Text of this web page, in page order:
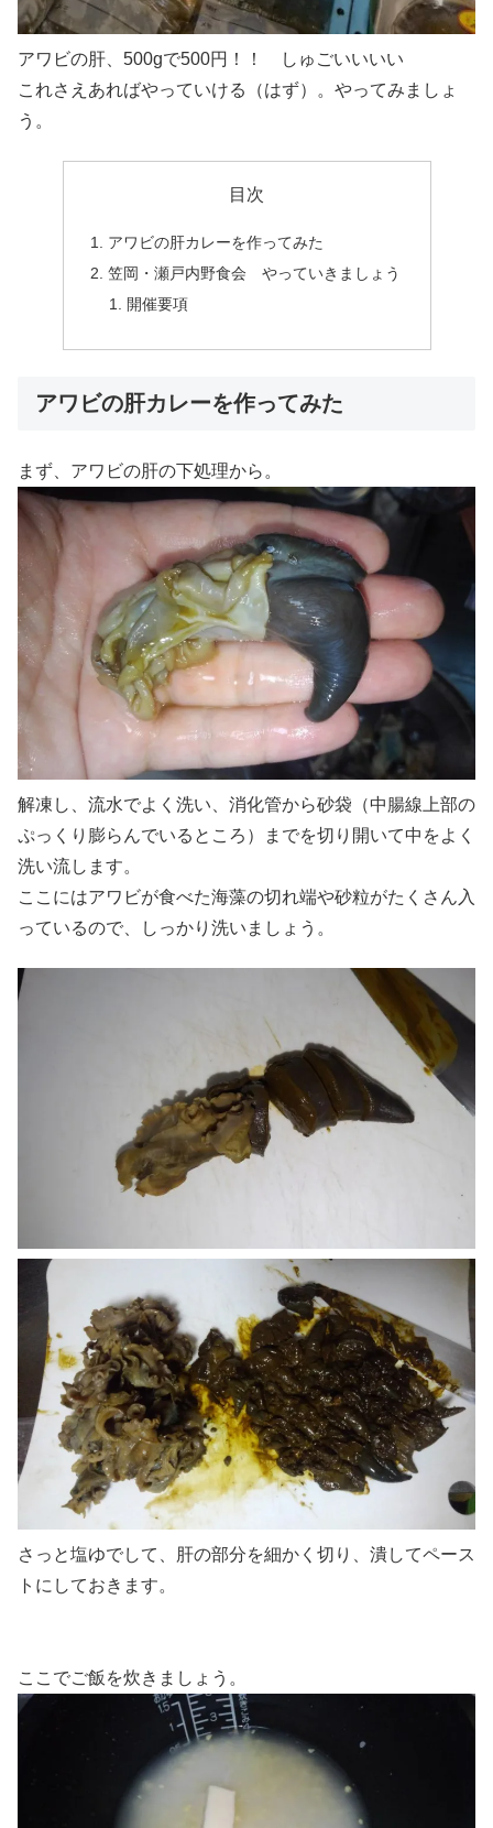
アワビの肝、500gで500円！！ しゅごいいいい
これさえあればやっていける（はず）。やってみましょ
う。
目次
アワビの肝カレーを作ってみた
笠岡・瀬戸内野食会 やっていきましょう
開催要項
アワビの肝カレーを作ってみた
まず、アワビの肝の下処理から。
解凍し、流水でよく洗い、消化管から砂袋（中腸線上部の
ぷっくり膨らんでいるところ）までを切り開いて中をよく
洗い流します。
ここにはアワビが食べた海藻の切れ端や砂粒がたくさん入
っているので、しっかり洗いましょう。
さっと塩ゆでして、肝の部分を細かく切り、潰してペース
トにしておきます。
ここでご飯を炊きましょう。